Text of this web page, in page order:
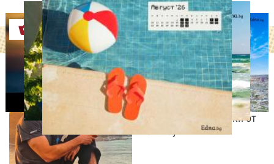
Оферти
ИЗВЕСТНИ
Даниел Петканов покори
Африка: пингвини, акули
и незабравими гледки от